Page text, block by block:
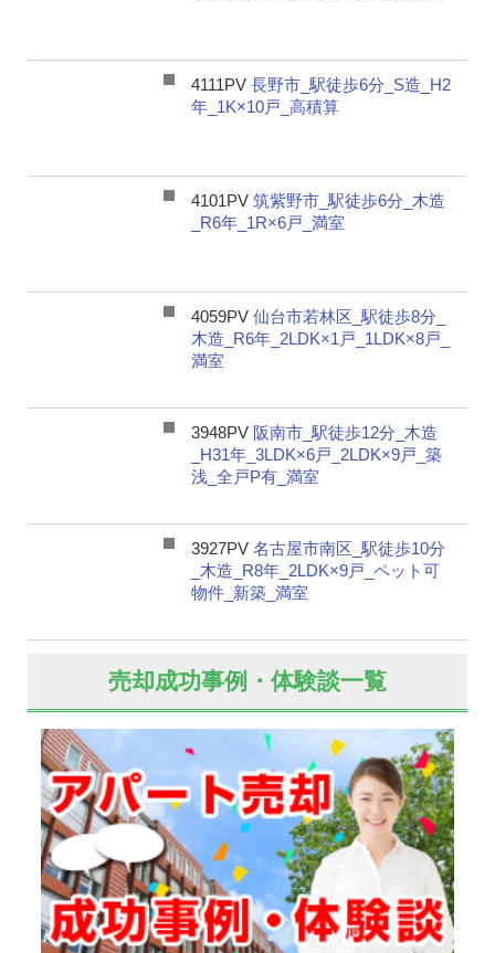
4111PV 長野市_駅徒歩6分_S造_H2
年_1K×10戸_高積算
4101PV 筑紫野市_駅徒歩6分_木造
_R6年_1R×6戸_満室
4059PV 仙台市若林区_駅徒歩8分_
木造_R6年_2LDK×1戸_1LDK×8戸_
満室
3948PV 阪南市_駅徒歩12分_木造
_H31年_3LDK×6戸_2LDK×9戸_築
浅_全戸P有_満室
3927PV 名古屋市南区_駅徒歩10分
_木造_R8年_2LDK×9戸_ペット可
物件_新築_満室
売却成功事例・体験談一覧